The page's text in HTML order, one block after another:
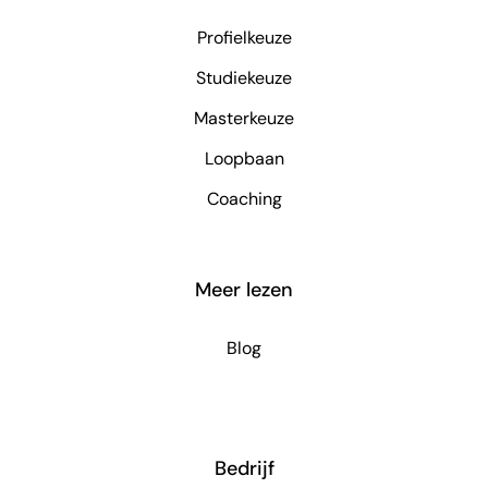
Profielkeuze
Studiekeuze
Masterkeuze
Loopbaan
Coaching
Meer lezen
Blog
Bedrijf